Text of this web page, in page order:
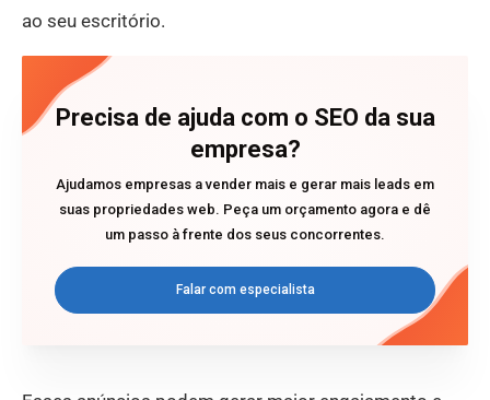
ao seu escritório.
Precisa de ajuda com o SEO da sua
empresa?
Ajudamos empresas a vender mais e gerar mais leads em
suas propriedades web. Peça um orçamento agora e dê
um passo à frente dos seus concorrentes.
Falar com especialista